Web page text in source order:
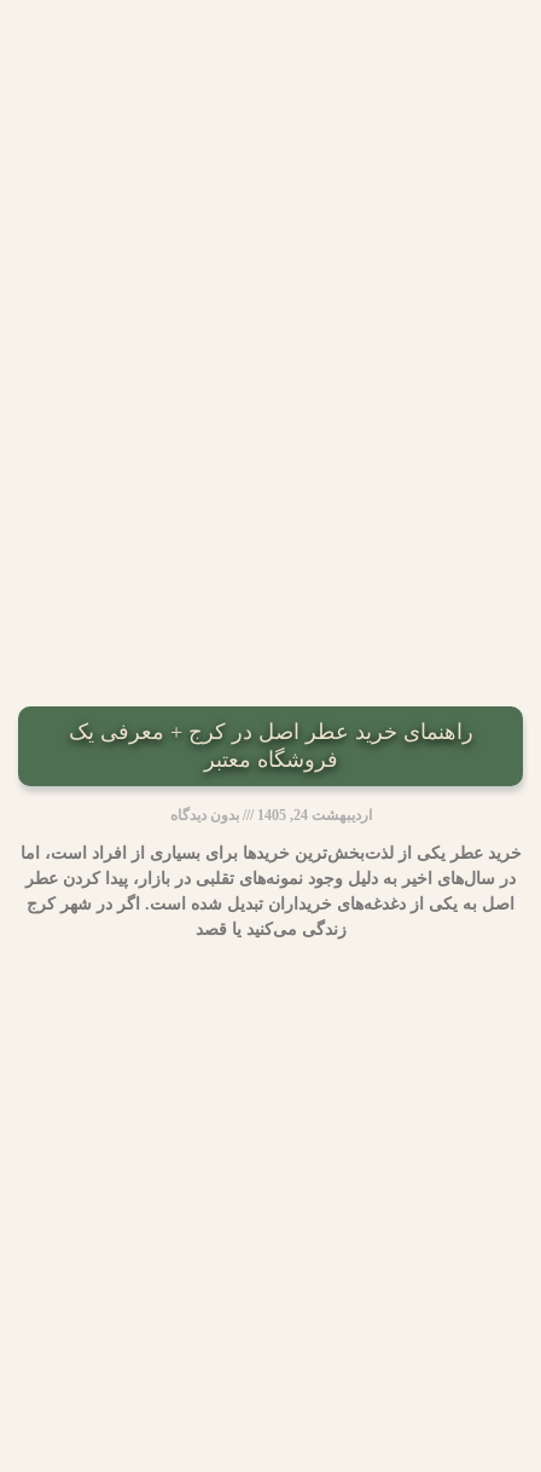
راهنمای خرید عطر اصل در کرج + معرفی یک
فروشگاه معتبر
اردیبهشت 24, 1405 بدون دیدگاه
خرید عطر یکی از لذت‌بخش‌ترین خریدها برای بسیاری از افراد است، اما
در سال‌های اخیر به دلیل وجود نمونه‌های تقلبی در بازار، پیدا کردن عطر
اصل به یکی از دغدغه‌های خریداران تبدیل شده است. اگر در شهر کرج
زندگی می‌کنید یا قصد